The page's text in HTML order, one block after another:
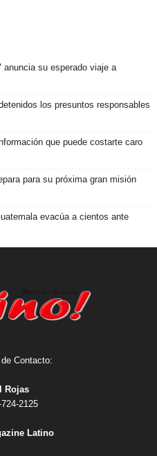
su esperado viaje a
los presuntos responsables
que puede costarte caro
para su próxima gran misión
evacúa a cientos ante
Contacto:
Rojas
2125
Latino